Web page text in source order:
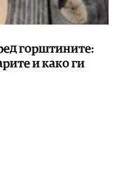
горштините:
и како ги